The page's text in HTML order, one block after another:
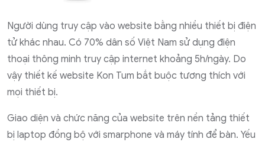
Người dùng truy cập vào website bằng nhiều thiết bị điện
tử khác nhau. Có 70% dân số Việt Nam sử dụng điện
thoại thông minh truy cập internet khoảng 5h/ngày. Do
vậy thiết kế website Kon Tum bắt buộc tương thích với
mọi thiết bị.
Giao diện và chức năng của website trên nền tảng thiết
bị laptop đồng bộ với smarphone và máy tính để bàn. Yếu